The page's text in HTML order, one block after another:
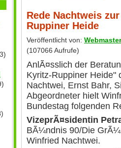
Rede Nachtweis
Ruppiner Heide
Veröffentlicht von: Webmaster
(107066 Aufrufe)
AnlÃ¤sslich der
Kyritz-Ruppiner Heide"
Nachtwei, Ernst Bahr,
Abgeordneter hielt
Bundestag folgenden
VizeprÃ¤sidentin
BÃ¼ndnis 90/Die
Winfried Nachtwei.